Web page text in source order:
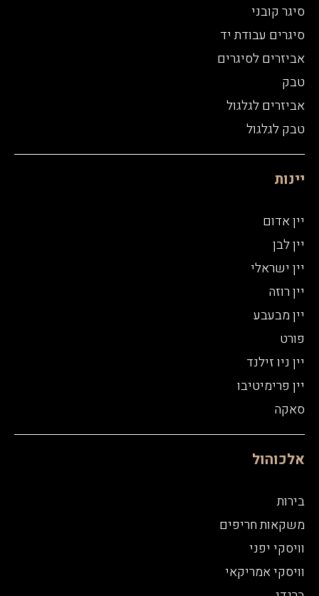
סיגר קובני
סיגרים עבודת יד
אביזרים לסיגרים
טבק
אביזרים לגלגול
טבק לגלגול
יינות
יין אדום
יין לבן
יין ישראלי
יין רוזה
יין מבעבע
פורט
יין ניו זילנד
יין פרימיטיבו
סאקה
אלכוהול
בירות
משקאות חריפים
וויסקי יפני
וויסקי אמריקאי